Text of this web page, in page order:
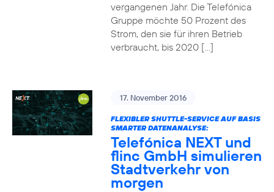
vergangenen Jahr. Die Telefónica
Gruppe möchte 50 Prozent des
Strom, den sie für ihren Betrieb
verbraucht, bis 2020 […]
17. November 2016
FLEXIBLER SHUTTLE-SERVICE AUF BASIS
SMARTER DATENANALYSE:
Telefónica NEXT und
flinc GmbH simulieren
Stadtverkehr von
morgen